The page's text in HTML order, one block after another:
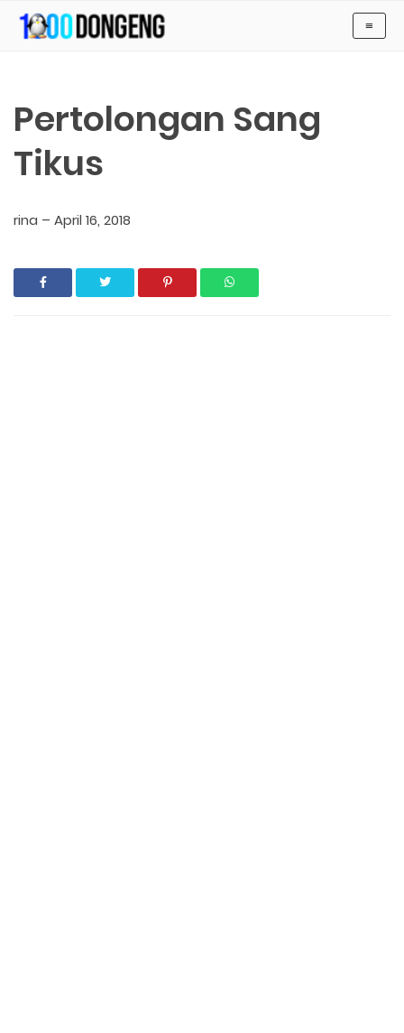
KUMPULAN CERITA ANAK Dan DONGENG ANAK DUNIA
Pertolongan Sang
Tikus
rina – April 16, 2018
≡